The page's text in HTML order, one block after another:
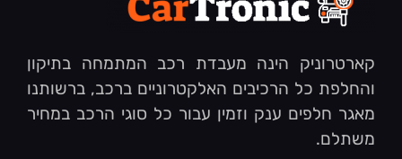
קארטרוניק הינה מעבדת רכב המתמחה בתיקון
והחלפת כל הרכיבים האלקטרוניים ברכב, ברשותנו
מאגר חלפים ענק וזמין עבור כל סוגי הרכב במחיר
משתלם.